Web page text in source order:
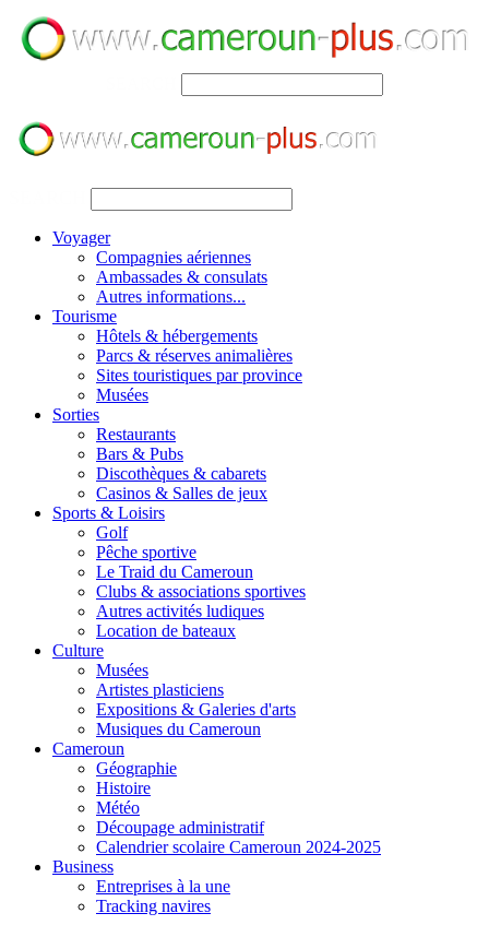
Voyager
Compagnies aériennes
Ambassades & consulats
Autres informations...
Tourisme
Hôtels & hébergements
Parcs & réserves animalières
Sites touristiques par province
Musées
Sorties
Restaurants
Bars & Pubs
Discothèques & cabarets
Casinos & Salles de jeux
Sports & Loisirs
Golf
Pêche sportive
Le Traid du Cameroun
Clubs & associations sportives
Autres activités ludiques
Location de bateaux
Culture
Musées
Artistes plasticiens
Expositions & Galeries d'arts
Musiques du Cameroun
Cameroun
Géographie
Histoire
Météo
Découpage administratif
Calendrier scolaire Cameroun 2024-2025
Business
Entreprises à la une
Tracking navires